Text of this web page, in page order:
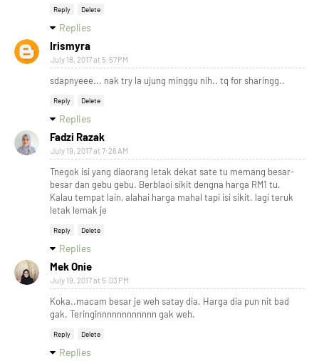
Reply Delete
Replies
Irismyra
July 18, 2017 at 5:57 PM
sdapnyeee... nak try la ujung minggu nih.. tq for sharingg..
Reply Delete
Replies
Fadzi Razak
July 19, 2017 at 7:26 AM
Tnegok isi yang diaorang letak dekat sate tu memang besar-
besar dan gebu gebu. Berblaoi sikit dengna harga RM1 tu.
Kalau tempat lain, alahai harga mahal tapi isi sikit. lagi teruk
letak lemak je
Reply Delete
Replies
Mek Onie
July 19, 2017 at 5:03 PM
Koka..macam besar je weh satay dia. Harga dia pun nit bad
gak. Teringinnnnnnnnnnnn gak weh.
Reply Delete
Replies